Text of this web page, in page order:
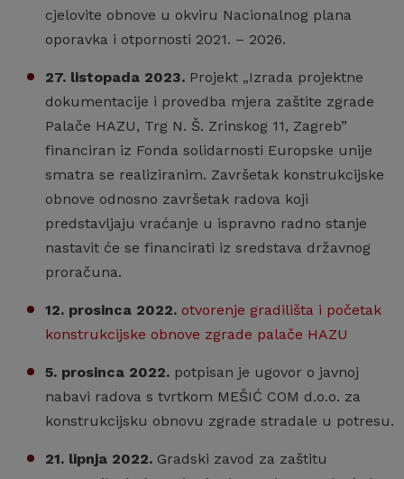
cjelovite obnove u okviru Nacionalnog plana
oporavka i otpornosti 2021. – 2026.
27. listopada 2023. Projekt „Izrada projektne
dokumentacije i provedba mjera zaštite zgrade
Palače HAZU, Trg N. Š. Zrinskog 11, Zagreb”
financiran iz Fonda solidarnosti Europske unije
smatra se realiziranim. Završetak konstrukcijske
obnove odnosno završetak radova koji
predstavljaju vraćanje u ispravno radno stanje
nastavit će se financirati iz sredstava državnog
proračuna.
12. prosinca 2022. otvorenje gradilišta i početak
konstrukcijske obnove zgrade palače HAZU
5. prosinca 2022. potpisan je ugovor o javnoj
nabavi radova s tvrtkom MEŠIĆ COM d.o.o. za
konstrukcijsku obnovu zgrade stradale u potresu.
21. lipnja 2022. Gradski zavod za zaštitu